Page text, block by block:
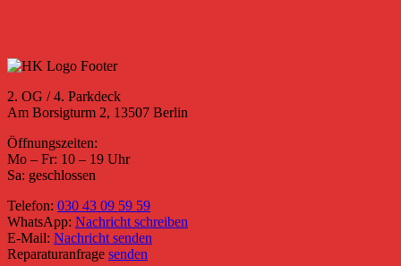
2. OG / 4. Parkdeck
Am Borsigturm 2, 13507 Berlin
Öffnungszeiten:
Mo – Fr: 10 – 19 Uhr
Sa: geschlossen
Telefon: 030 43 09 59 59
WhatsApp: Nachricht schreiben
E-Mail: Nachricht senden
Reparaturanfrage senden